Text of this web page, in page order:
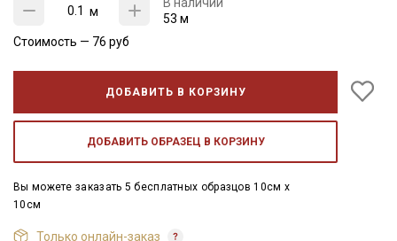
м
53 м
Стоимость — 76 руб
ДОБАВИТЬ В КОРЗИНУ
ДОБАВИТЬ ОБРАЗЕЦ В КОРЗИНУ
Вы можете заказать 5 бесплатных образцов 10см x
10см
Только онлайн-заказ